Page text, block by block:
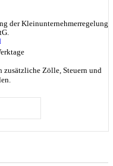
der Kleinunternehmerregelung
Zölle, Steuern und
Dieses
weist
mehrere
Die